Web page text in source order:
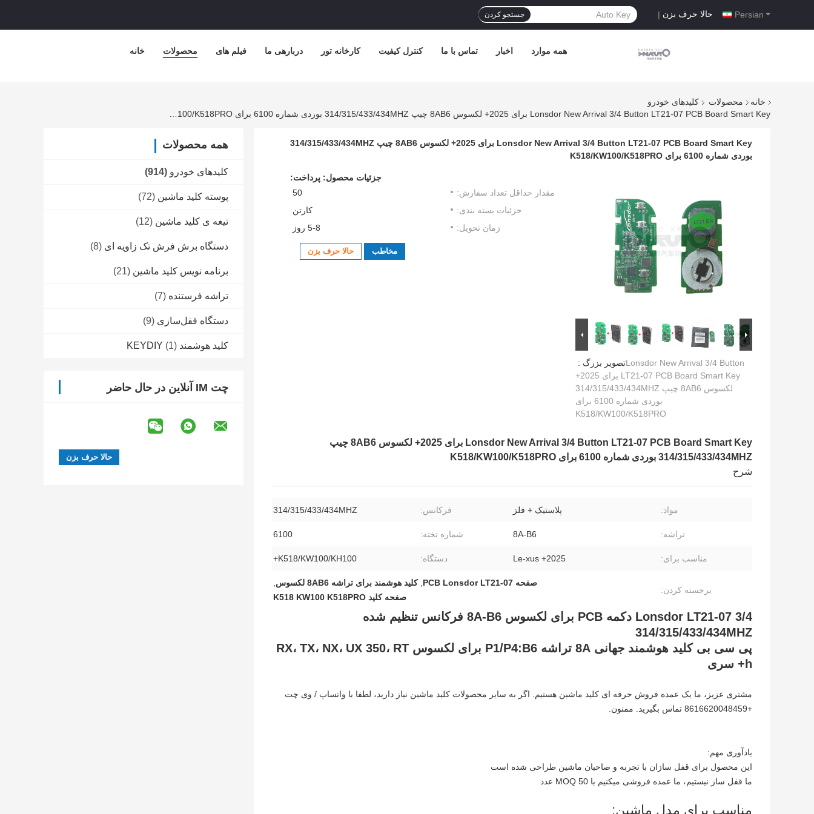
Persian حالا حرف بزن | جستجو کردن
خانه محصولات فیلم های دربارهی ما کارخانه تور کنترل کیفیت تماس با ما اخبار همه موارد
خانه محصولات
کلیدهای خودرو
همه محصولات
کلیدهای خودرو (914)
پوسته کلید ماشین (72)
تیغه ی کلید ماشین (12)
دستگاه برش فرش تک زاویه ای (8)
برنامه نویس کلید ماشین (21)
تراشه فرستنده (7)
دستگاه قفل‌سازی (9)
کلید هوشمند KEYDIY (1)
چت IM آنلاین در حال حاضر
Lonsdor New Arrival 3/4 Button LT21-07 PCB Board Smart Key برای 2025+ لکسوس 8AB6 چیپ 314/315/433/434MHZ
بوردی شماره 6100 برای K518/KW100/K518PRO
تصویر بزرگ :Lonsdor New Arrival 3/4 Button
LT21-07 PCB Board Smart Key برای 2025+
لکسوس 8AB6 چیپ 314/315/433/434MHZ
بوردی شماره 6100 برای
K518/KW100/K518PRO
جزئیات محصول: پرداخت:
مقدار حداقل تعداد سفارش:
50
جزئیات بسته بندی:
کارتن
زمان تحویل:
5-8 روز
مخاطب حالا حرف بزن
Lonsdor New Arrival 3/4 Button LT21-07 PCB Board Smart Key برای 2025+ لکسوس 8AB6 چیپ
314/315/433/434MHZ بوردی شماره 6100 برای K518/KW100/K518PRO
شرح
مواد: پلاستیک + فلز فرکانس: 314/315/433/434MHZ
تراشه: 8A-B6 شماره تخته: 6100
مناسب برای: 2025+ Le-xus دستگاه: K518/KW100/KH100+
برجسته کردن:
صفحه PCB Lonsdor LT21-07 ,کلید هوشمند برای تراشه 8AB6 لکسوس
صفحه کلید K518 KW100 K518PRO
Lonsdor LT21-07 3/4 دکمه PCB برای لکسوس 8A-B6 فرکانس تنظیم شده
314/315/433/434MHZ
پی سی بی کلید هوشمند جهانی 8A تراشه P1/P4:B6 برای لکسوس RX، TX، NX، UX 350، RT
h+ سری
مشتری عزیز، ما یک عمده فروش حرفه ای کلید ماشین هستیم. اگر به سایر محصولات کلید ماشین نیاز دارید، لطفا با واتساپ / وی چت
+8616620048459 تماس بگیرید. ممنون.
یادآوری مهم:
این محصول برای قفل سازان با تجربه و صاحبان ماشین طراحی شده است
ما قفل ساز نیستیم، ما عمده فروشی میکنیم با MOQ 50 عدد
مناسب برای مدل ماشین: